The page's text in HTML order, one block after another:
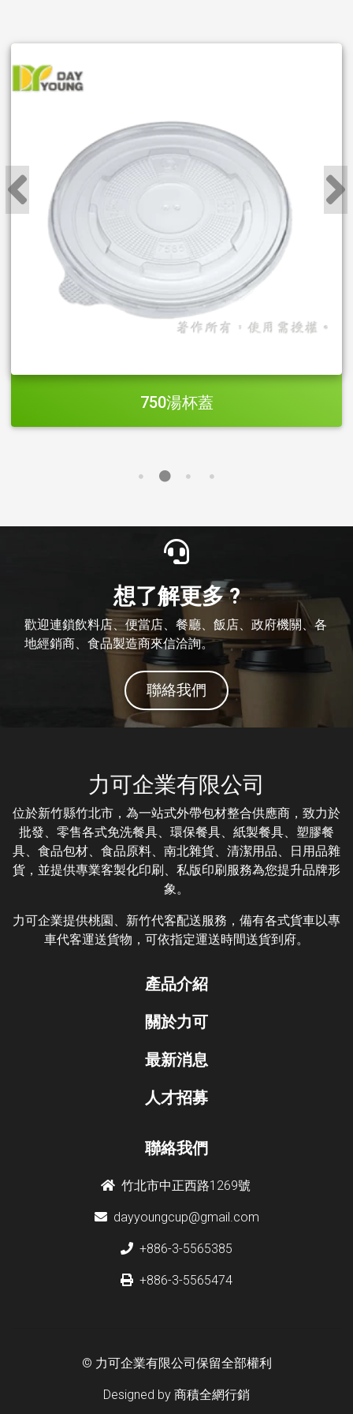
750湯杯蓋
想了解更多 ?
歡迎連鎖飲料店、便當店、餐廳、飯店、政府機關、各
地經銷商、食品製造商來信洽詢。
聯絡我們
力可企業有限公司
位於新竹縣竹北市，為一站式外帶包材整合供應商，致力於
批發、零售各式免洗餐具、環保餐具、紙製餐具、塑膠餐
具、食品包材、食品原料、南北雜貨、清潔用品、日用品雜
貨，並提供專業客製化印刷、私版印刷服務為您提升品牌形
象。
力可企業提供桃園、新竹代客配送服務，備有各式貨車以專
車代客運送貨物，可依指定運送時間送貨到府。
產品介紹
關於力可
最新消息
人才招募
聯絡我們
竹北市中正西路1269號
dayyoungcup@gmail.com
+886-3-5565385
+886-3-5565474
© 力可企業有限公司保留全部權利
Designed by 商積全網行銷